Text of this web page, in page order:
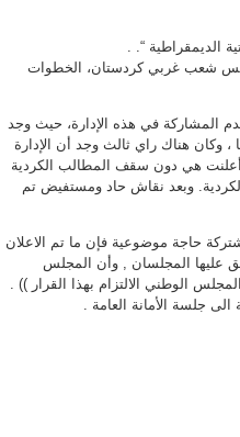
الديمقراطية “. .
شعب غربي كردستان، الخطوات
المشاركة في هذه الإدارة، حيث وجد
وكان هناك راي ثالث وجد أن الإدارة
أعلنت هي دون سقف المطالب الكردية
الكردية. وبعد نقاش حاد ومستفيض تم
حاجة موضوعية فإن ما تم الاعلان
عليها المجلسان , وأن المجلس
الوطني الالتزام بهذا القرار )) .
جلسة الأمانة العامة .